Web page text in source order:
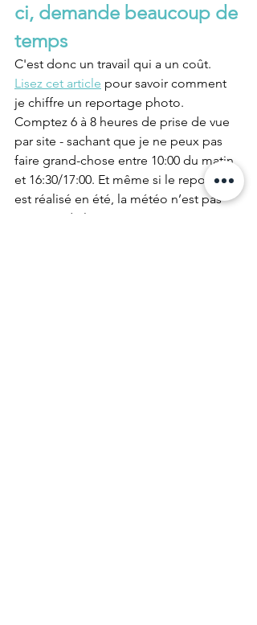
ci, demande beaucoup de
temps
C'est donc un travail qui a un coût.
Lisez cet article pour savoir comment
je chiffre un reportage photo.
Comptez 6 à 8 heures de prise de vue
par site - sachant que je ne peux pas
faire grand-chose entre 10:00 du matin
et 16:30/17:00. Et même si le reportage
est réalisé en été, la météo n’est pas
toujours de la partie. Hors, pour